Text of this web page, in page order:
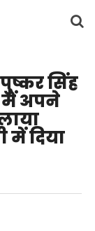
सिंह
में अपने
में दिया